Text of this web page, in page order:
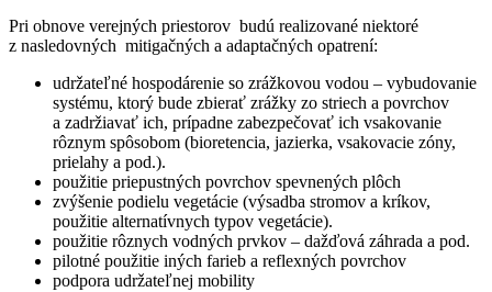
Pri obnove verejných priestorov budú realizované niektoré
z nasledovných mitigačných a adaptačných opatrení:
udržateľné hospodárenie so zrážkovou vodou – vybudovanie
systému, ktorý bude zbierať zrážky zo striech a povrchov
a zadržiavať ich, prípadne zabezpečovať ich vsakovanie
rôznym spôsobom (bioretencia, jazierka, vsakovacie zóny,
prielahy a pod.).
použitie priepustných povrchov spevnených plôch
zvýšenie podielu vegetácie (výsadba stromov a kríkov,
použitie alternatívnych typov vegetácie).
použitie rôznych vodných prvkov – dažďová záhrada a pod.
pilotné použitie iných farieb a reflexných povrchov
podpora udržateľnej mobility